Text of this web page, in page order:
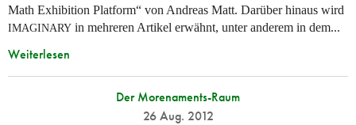
Math Exhibition Platform“ von Andreas Matt. Darüber hinaus wird
IMAGINARY in mehreren Artikel erwähnt, unter anderem in dem...
Weiterlesen
Der Morenaments-Raum
26 Aug. 2012